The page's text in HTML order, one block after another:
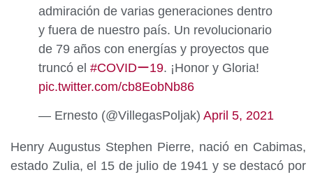
admiración de varias generaciones dentro
y fuera de nuestro país. Un revolucionario
de 79 años con energías y proyectos que
truncó el #COVIDー19. ¡Honor y Gloria!
pic.twitter.com/cb8EobNb86
— Ernesto (@VillegasPoljak) April 5, 2021
Henry Augustus Stephen Pierre, nació en Cabimas,
estado Zulia, el 15 de julio de 1941 y se destacó por